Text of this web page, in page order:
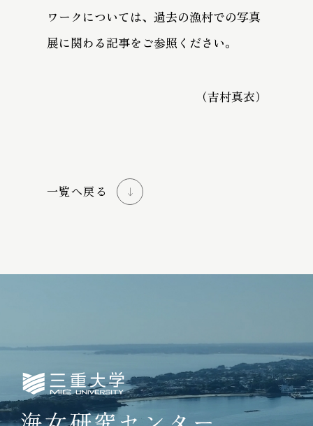
ワークについては、過去の漁村での写真
展に関わる記事をご参照ください。
（吉村真衣）
一覧へ戻る
三重大学海女研究センター